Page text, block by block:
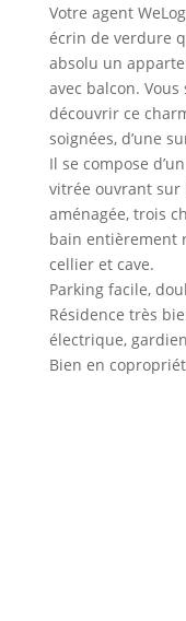
Votre agent
écrin de verdure
absolu un
avec balcon.
découvrir ce
soignées, d’une
Il se compose
vitrée ouvrant sur
aménagée, trois
bain entièrement
cellier et cave.
Parking facile,
Résidence très
électrique,
Bien en